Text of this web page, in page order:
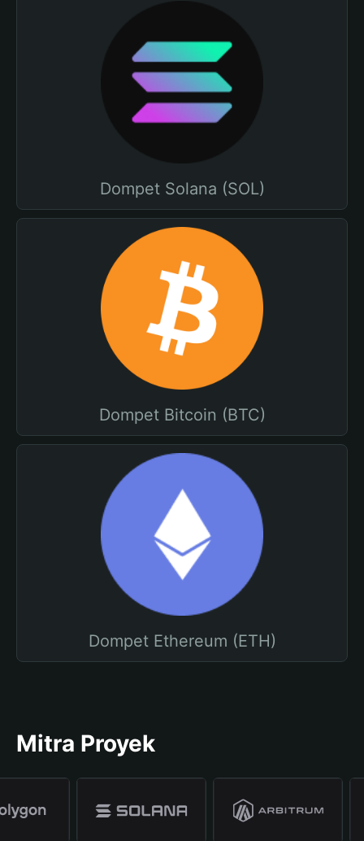
Dompet Solana (SOL)
Dompet Bitcoin (BTC)
Dompet Ethereum (ETH)
Mitra Proyek